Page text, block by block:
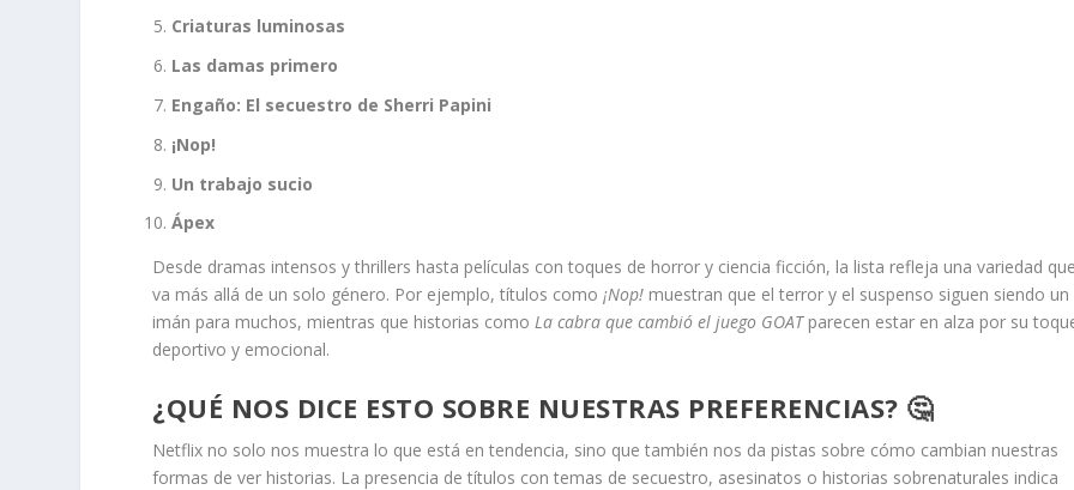
Criaturas luminosas
Las damas primero
Engaño: El secuestro de Sherri Papini
¡Nop!
Un trabajo sucio
Ápex
Desde dramas intensos y thrillers hasta películas con toques de horror y ciencia ficción, la lista refleja una variedad
va más allá de un solo género. Por ejemplo, títulos como¡Nop! muestran que el terror y el suspenso siguen siendo un
imán para muchos, mientras que historias comoLa cabra que cambió el juego GOATparecen estar en alza por su
deportivo y emocional.
¿QUÉ NOS DICE ESTO SOBRE NUESTRAS PREFERENCIAS? 🤔
Netflix no solo nos muestra lo que está en tendencia, sino que también nos da pistas sobre cómo cambian nuestras
formas de ver historias. La presencia de títulos con temas de secuestro, asesinatos o historias sobrenaturales indica